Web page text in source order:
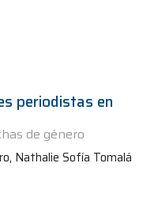
periodistas en
de género
Nathalie Sofía Tomalá